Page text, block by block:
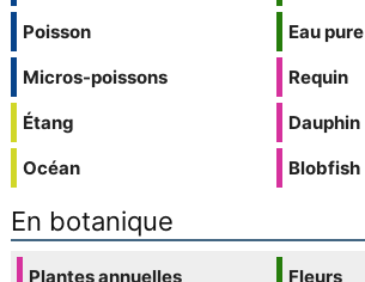
Poisson
Micros-poissons
Étang
Océan
Eau pure
Requin
Dauphin
Blobfish
En botanique
Plantes annuelles
Fleurs